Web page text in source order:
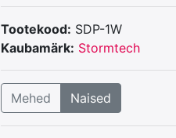
Tootekood: SDP-1W
Kaubamärk: Stormtech
Mehed Naised